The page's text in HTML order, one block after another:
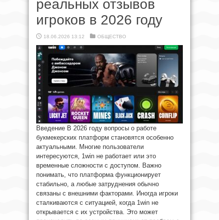
реальных отзывов
игроков в 2026 году
18.06.2026 13:12 ОБЩЕСТВО
Введение В 2026 году вопросы о работе
букмекерских платформ становятся особенно
актуальными. Многие пользователи
интересуются, 1win не работает или это
временные сложности с доступом. Важно
понимать, что платформа функционирует
стабильно, а любые затруднения обычно
связаны с внешними факторами. Иногда игроки
сталкиваются с ситуацией, когда 1win не
открывается с их устройства. Это может